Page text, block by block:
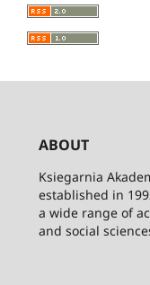
ABOUT
Ksiegarnia
established in
a wide range of
and social